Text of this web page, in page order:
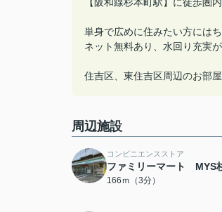
単身で広めに住みたい方には
ネット無料あり、水回り充実
住吉区、東住吉区周辺のお部
周辺施設
コンビニエンスストア
ファミリーマート MYS
166ｍ（3分）